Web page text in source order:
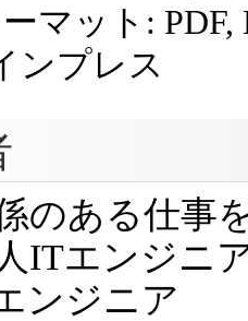
マット: PDF,
ンプレス
のある仕事
ITエンジニ
ンジニア